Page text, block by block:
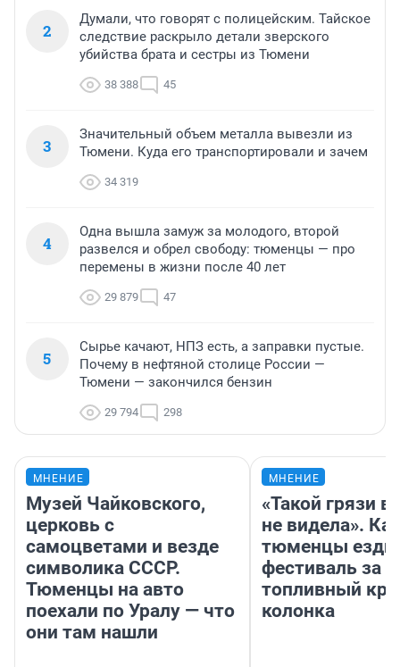
2
Думали, что говорят с полицейским. Тайское
следствие раскрыло детали зверского
убийства брата и сестры из Тюмени
38 388 45
3
Значительный объем металла вывезли из
Тюмени. Куда его транспортировали и зачем
34 319
4
Одна вышла замуж за молодого, второй
развелся и обрел свободу: тюменцы — про
перемены в жизни после 40 лет
29 879 47
5
Сырье качают, НПЗ есть, а заправки пустые.
Почему в нефтяной столице России —
Тюмени — закончился бензин
29 794 298
МНЕНИЕ
Музей Чайковского,
церковь с
самоцветами и везде
символика СССР.
Тюменцы на авто
поехали по Уралу — что
они там нашли
МНЕНИЕ
«Такой грязи
не видела».
тюменцы
фестиваль за
топливный
колонка